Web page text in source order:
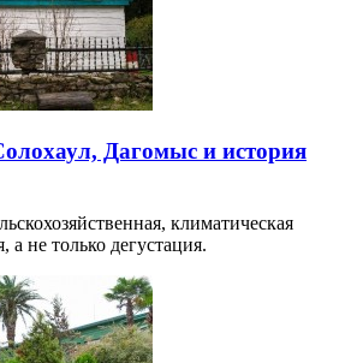
Дагомыс и история
климатическая
а не только дегустация.